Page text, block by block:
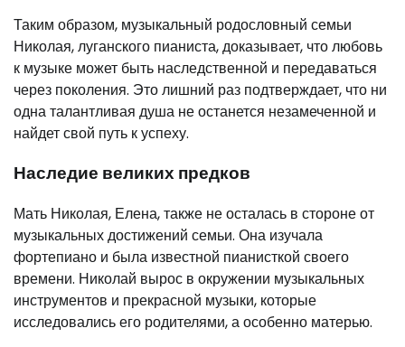
Таким образом, музыкальный родословный семьи
Николая, луганского пианиста, доказывает, что любовь
к музыке может быть наследственной и передаваться
через поколения. Это лишний раз подтверждает, что ни
одна талантливая душа не останется незамеченной и
найдет свой путь к успеху.
Наследие великих предков
Мать Николая, Елена, также не осталась в стороне от
музыкальных достижений семьи. Она изучала
фортепиано и была известной пианисткой своего
времени. Николай вырос в окружении музыкальных
инструментов и прекрасной музыки, которые
исследовались его родителями, а особенно матерью.